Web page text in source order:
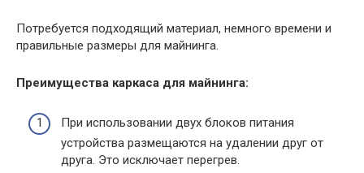
Потребуется подходящий материал, немного времени и
правильные размеры для майнинга.
Преимущества каркаса для майнинга:
При использовании двух блоков питания
устройства размещаются на удалении друг от
друга. Это исключает перегрев.